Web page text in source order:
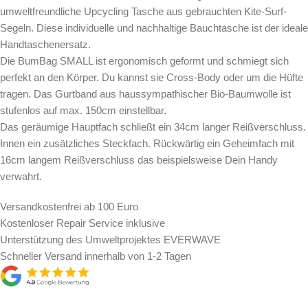
umweltfreundliche Upcycling Tasche aus gebrauchten Kite-Surf-
Segeln. Diese individuelle und nachhaltige Bauchtasche ist der ideale
Handtaschenersatz.
Die BumBag SMALL ist ergonomisch geformt und schmiegt sich
perfekt an den Körper. Du kannst sie Cross-Body oder um die Hüfte
tragen. Das Gurtband aus haussympathischer Bio-Baumwolle ist
stufenlos auf max. 150cm einstellbar.
Das geräumige Hauptfach schließt ein 34cm langer Reißverschluss.
Innen ein zusätzliches Steckfach. Rückwärtig ein Geheimfach mit
16cm langem Reißverschluss das beispielsweise Dein Handy
verwahrt.
Versandkostenfrei ab 100 Euro
Kostenloser Repair Service inklusive
Unterstützung des Umweltprojektes EVERWAVE
Schneller Versand innerhalb von 1-2 Tagen